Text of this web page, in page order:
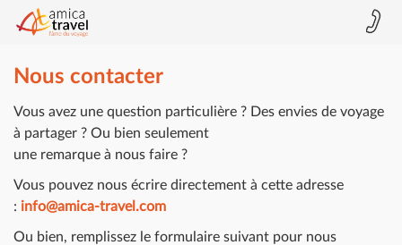
Nous contacter
Vous avez une question particulière ? Des envies de voyage
à partager ? Ou bien seulement
une remarque à nous faire ?
Vous pouvez nous écrire directement à cette adresse
: info@amica-travel.com
Ou bien, remplissez le formulaire suivant pour nous